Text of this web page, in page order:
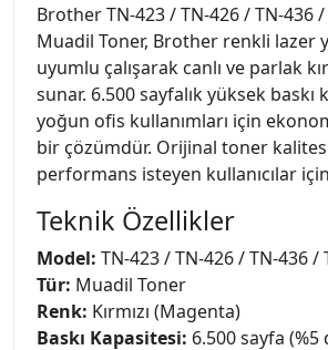
Brother TN-423 / TN-426 / TN-436 /
Muadil Toner, Brother renkli lazer
uyumlu çalışarak canlı ve parlak
sunar. 6.500 sayfalık yüksek baskı
yoğun ofis kullanımları için
bir çözümdür. Orijinal toner
performans isteyen kullanıcılar
Teknik Özellikler
Model: TN-423 / TN-426 / TN-436 /
Tür: Muadil Toner
Renk: Kırmızı (Magenta)
Baskı Kapasitesi: 6.500 sayfa